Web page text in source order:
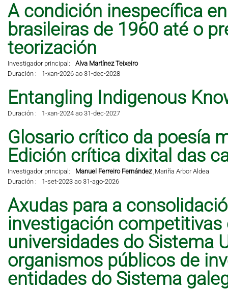
A condición inespecífica
brasileiras de 1960 até o
teorización
Investigador principal:
Alva Martínez Teixeiro
Duración :
1-xan-2026 ao 31-dec-2028
Entangling Indigenous
Duración : 1-xan-2024 ao 31-dec-2027
Glosario crítico da poesía
Edición crítica dixital das
Investigador principal: Manuel Ferreiro Fernández,Mariña Arbor Aldea
Duración :
1-set-2023 ao 31-ago-2026
Axudas para a
investigación
universidades do Sistema
organismos públicos de
entidades do Sistema